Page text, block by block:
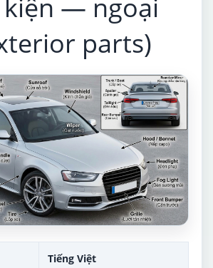
kiện — ngoại
parts)
Tiếng Việt